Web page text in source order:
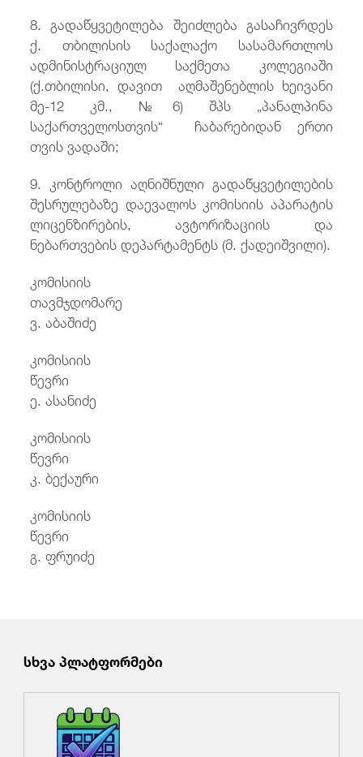
8. გადაწყვეტილება შეიძლება გასაჩივრდეს
ქ. თბილისის საქალაქო სასამართლოს
ადმინისტრაციულ საქმეთა კოლეგიაში
(ქ.თბილისი, დავით აღმაშენებლის ხეივანი
მე-12 კმ., №6) შპს „პანალპინა
საქართველოსთვის“ ჩაბარებიდან ერთი
თვის ვადაში;
9. კონტროლი აღნიშნული გადაწყვეტილების
შესრულებაზე დაევალოს კომისიის აპარატის
ლიცენზირების, ავტორიზაციის და
ნებართვების დეპარტამენტს (მ. ქადეიშვილი).
კომისიის
ვ. აბაშიძე
კომისიის
ე. ასანიძე
კომისიის
კ. ბექაური
კომისიის
გ. ფრუიძე
სხვა პლატფორმები